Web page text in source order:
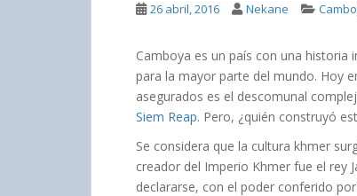
26 abril, 2016 Nekane
Camboya es un país con una
para la mayor parte del mundo. Hoy
asegurados es el descomunal
Siem Reap. Pero, ¿quién construyó
Se considera que la cultura khmer
creador del Imperio Khmer fue el rey
declararse, con el poder conferido